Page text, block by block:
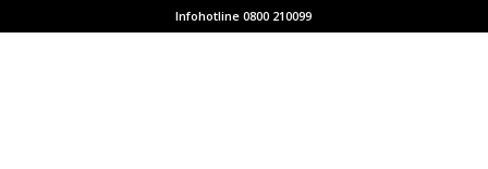
Infohotline 0800 210099